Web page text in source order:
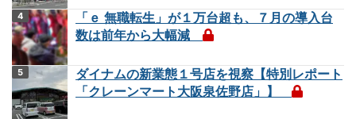
「ｅ 無職転生」が１万台超も、７月の導入台
数は前年から大幅減
ダイナムの新業態１号店を視察【特別レポート
「クレーンマート大阪泉佐野店」】